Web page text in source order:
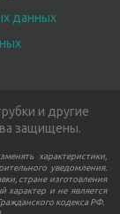
данных
и другие
защищены.
характеристики,
уведомления.
стране изготовления
и не является
кодекса РФ.